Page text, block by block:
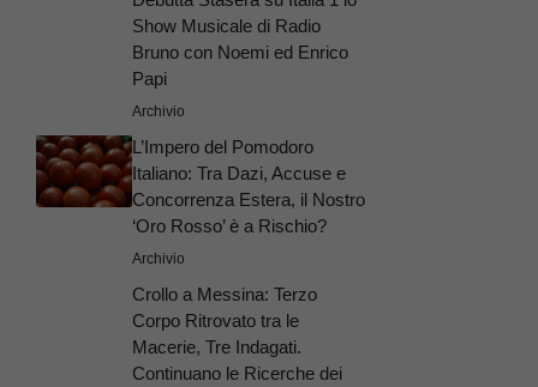
Show Musicale di Radio
Bruno con Noemi ed Enrico
Papi
Archivio
L’Impero del Pomodoro
Italiano: Tra Dazi, Accuse e
Concorrenza Estera, il Nostro
‘Oro Rosso’ è a Rischio?
Archivio
Crollo a Messina: Terzo
Corpo Ritrovato tra le
Macerie, Tre Indagati.
Continuano le Ricerche dei